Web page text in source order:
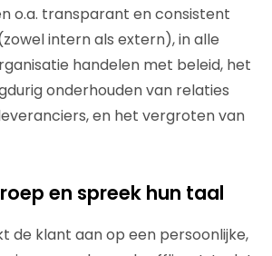
o.a. transparant en consistent
intern als extern), in alle
handelen met beleid, het
onderhouden van relaties
en het vergroten van
en spreek hun taal
de klant aan op een persoonlijke,